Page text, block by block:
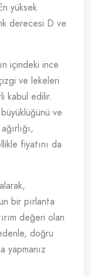
yüksek
derecesi D ve
içindeki ince
ve lekeleri
kabul edilir.
ve
fiyatını da
bir pırlanta
değeri olan
doğru
yapmanız